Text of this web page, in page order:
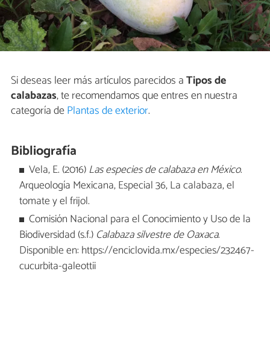
Si deseas leer más artículos parecidos aTipos de
calabazas, te recomendamos que entres en nuestra
categoría dePlantas de exterior.
Bibliografía
Vela, E. (2016)Las especies de calabaza en México.
Arqueología Mexicana, Especial 36, La calabaza, el
tomate y el frijol.
Comisión Nacional para el Conocimiento y Uso de la
Biodiversidad (s.f.) Calabaza silvestre de Oaxaca.
Disponible en: https://enciclovida.mx/especies/232467-
cucurbita-galeottii